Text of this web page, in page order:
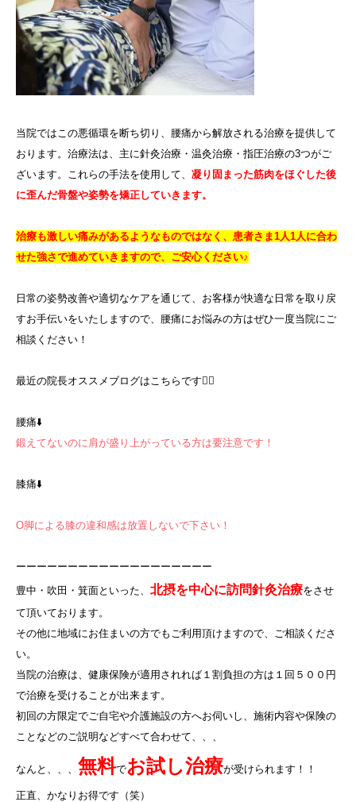
当院ではこの悪循環を断ち切り、腰痛から解放される治療を提供して
おります。治療法は、主に針灸治療・温灸治療・指圧治療の3つがご
ざいます。これらの手法を使用して、 凝り固まった筋肉をほぐした後
に歪んだ骨盤や姿勢を矯正していきます。
治療も激しい痛みがあるようなものではなく、患者さま1人1人に合わ
せた強さで進めていきますので、ご安心ください♪
日常の姿勢改善や適切なケアを通じて、お客様が快適な日常を取り戻
すお手伝いをいたしますので、腰痛にお悩みの方はぜひ一度当院にご
相談ください！
最近の院長オススメブログはこちらです 💁‍♀️
腰痛⬇️
鍛えてないのに肩が盛り上がっている方は要注意です！
膝痛⬇️
O脚による膝の違和感は放置しないで下さい！
ーーーーーーーーーーーーーーーーーーー
豊中・吹田・箕面といった、 北摂を中心に訪問針灸治療をさせ
て頂いております。
その他に地域にお住まいの方でもご利用頂けますので、ご相談くださ
い。
当院の治療は、健康保険が適用されれば１割負担の方は１回５００円
で治療を受けることが出来ます。
初回の方限定でご自宅や介護施設の方へお伺いし、施術内容や保険の
ことなどのご説明などすべて合わせて、、、
なんと、、、 無料でお試し治療が受けられます！！
正直、かなりお得です（笑）